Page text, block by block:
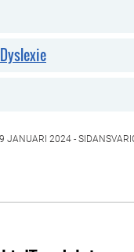
JANUARI 2024 -